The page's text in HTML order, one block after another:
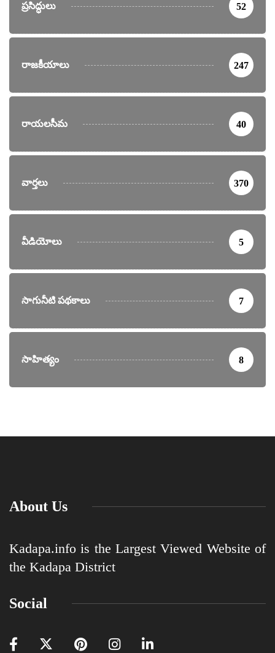
ప్రసిద్ధులు 52
రాజకీయాలు 247
రాయలసీమ 40
వార్తలు 370
వీడియోలు 5
సాగునీటి పథకాలు 7
సాహిత్యం 8
About Us
Kadapa.info is the Largest Viewed Website of
the Kadapa District
Social